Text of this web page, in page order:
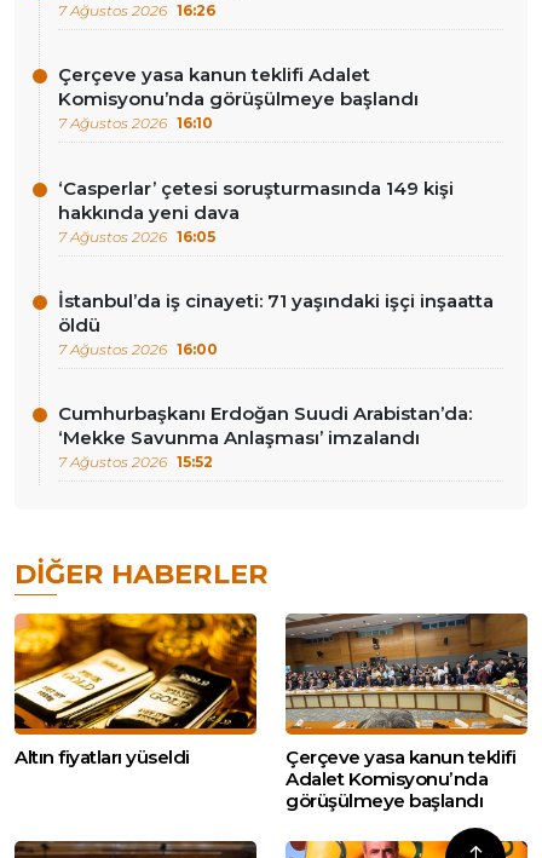
7 Ağustos 2026 16:26
Çerçeve yasa kanun teklifi Adalet
Komisyonu’nda görüşülmeye başlandı
7 Ağustos 2026 16:10
‘Casperlar’ çetesi soruşturmasında 149 kişi
hakkında yeni dava
7 Ağustos 2026 16:05
İstanbul’da iş cinayeti: 71 yaşındaki işçi inşaatta
öldü
7 Ağustos 2026 16:00
Cumhurbaşkanı Erdoğan Suudi Arabistan’da:
‘Mekke Savunma Anlaşması’ imzalandı
7 Ağustos 2026 15:52
DIĞER HABERLER
Altın fiyatları yüseldi
Çerçeve yasa kanun teklifi
Adalet Komisyonu’nda
görüşülmeye başlandı